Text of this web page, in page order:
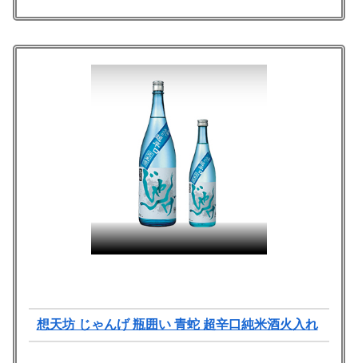
想天坊 じゃんげ 瓶囲い 青蛇 超辛口純米酒火入れ